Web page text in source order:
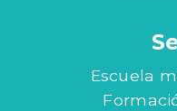
Escuela